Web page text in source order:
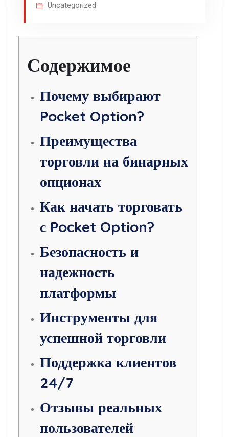
Uncategorized
Содержимое
Почему выбирают
Pocket Option?
Преимущества
торговли на бинарных
опционах
Как начать торговать
с Pocket Option?
Безопасность и
надежность
платформы
Инструменты для
успешной торговли
Поддержка клиентов
24/7
Отзывы реальных
пользователей